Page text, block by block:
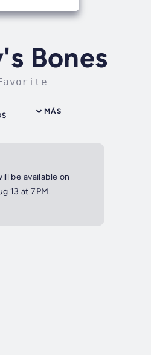
Bones
MÁS
be available on
13 at 7PM.